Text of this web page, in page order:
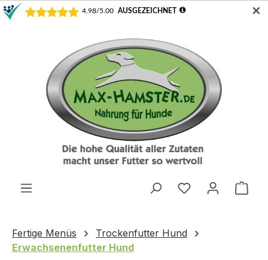
✕
Du hast 0
Fertige Menüs
Trockenfutter Hund
Erwachsenenfutter Hund